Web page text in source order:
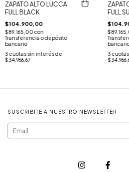
ZAPATO ALTO LUCCA
FULL BLACK
$104.900,00
$89.165,00con
Transferencia o depósito
bancario
3 cuotas sin interés de
$34.966,67
FULL
3
SUSCRIBITE A NUESTRO NEWSLETTER